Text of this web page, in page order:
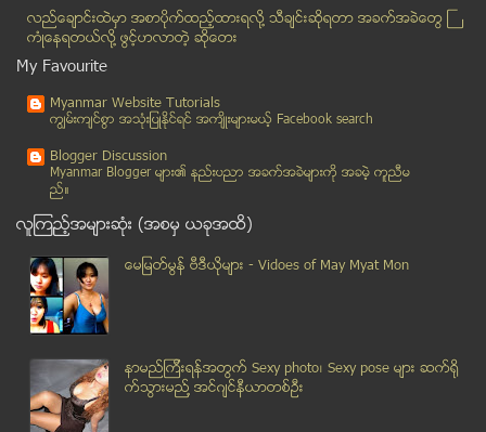
အမ်ိဳးသမီးလစဥ္သံုးပစၥည္းမ်ားနဲ ့ကင္ဆာေရာဂါအႏၱရာယ္
အမ်ားပိုင္ေျမေတြ ဘယ္ေရာက္သြားၿပီလဲ
အပစ္အခတ္ရပ္စဲေရး ေအာင္ျမင္လိမ့္မယ္ထင္ပါတယ္။ တုိင္း...
ႏုိင္ငံျခား သတင္းေထာက္ ႏွစ္ဦး ဗီဇာ ျငင္းပယ္ခံရ
မဂၤလာေစ်းအနီး တည္းခိုခန္းတြင္ ဘိန္းျဖဴ အေၾကာထဲထိုး...
ရွမ္းျပည္တပ္မေတာ္ေျမာက္ပိုင္းႏွင့္ အစုိးရတပ္ ပစ္ခတ...
Instagram မွာ ဘီကီနီနဲ႕ sexy ဓါတ္ပံုအမ်ားအျပား ရို...
ဟသၤာတၿမိဳ႕ သံုးပင္ကြင္းရပ္ကြက္ ေရတံခြန္(၂)လမ္းမွာ ...
သေႏၶတားေဆးေတြဟာ အႏၱရာယ္မ်ားတဲ့ လိင္ဆက္ဆံမႈကို ဦးေ...
ဗိုလ္ခ်ဳပ္မွဴးႀကီး သန္းေရႊ (ၿငိမ္း) အေၾကာင္း႐ိုက္က...
မူးယစ္ေဆး၀ါးကို လံုၿခံဳစိတ္ခ်စြာသံုးစြဲႏိုင္ပါသည္
တ႐ုတ္ေရနံပိုက္လိုင္းေၾကာင့္ ငဖဲၿမိဳ႕နယ္ရွိ ေတာင္ေပ...
ဟသၤာတၿမိဳ႕ တြင္ မီးေလာင္မႈျဖစ္ပြား
မေလးရွားေလယာဥ္ ထူးဆန္းစြာ ေပ်ာက္ဆုံးေနမႈ ေနာက္ကြယ္...
လည္ေခ်ာင္းထဲမွာ အစာပိုက္ထည့္ထားရလုိ႔ သီခ်င္းဆုိရတာ အခက္အခဲေတြ ႀ
ကံဳေနရတယ္လို႔ ဖြင့္ဟလာတဲ့ ဆုိေတး
My Favourite
Myanmar Website Tutorials
ကၽြမ္းက်င္စြာ အသုံးျပဳႏုိင္ရင္ အက်ိဳးမ်ားမယ့္ Facebook search
Blogger Discussion
Myanmar Blogger မ်ား၏ နည္းပညာ အခက္အခဲမ်ားကုိ အခမဲ့ ကူညီမ
ည္။
လူၾကည့္အမ်ားဆုံး (အစမွ ယခုအထိ)
ေမျမတ္မြန္ ဗီဒီယုိမ်ား - Vidoes of May Myat Mon
နာမည္ၾကီးရန္အတြက္ Sexy photo၊ Sexy pose မ်ား ဆက္ရို
က္သြားမည္႔ အင္ဂ်င္နီယာတစ္ဦး